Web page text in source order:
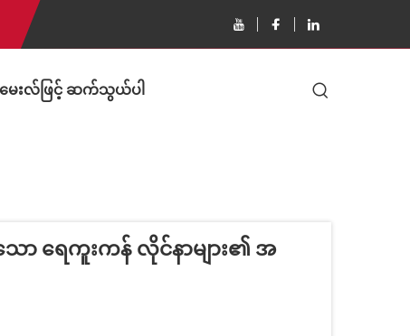
ေးလ်ဖြင့် ဆက်သွယ်ပါ
ာ ရေကူးကန် လိုင်နာများ၏ အ